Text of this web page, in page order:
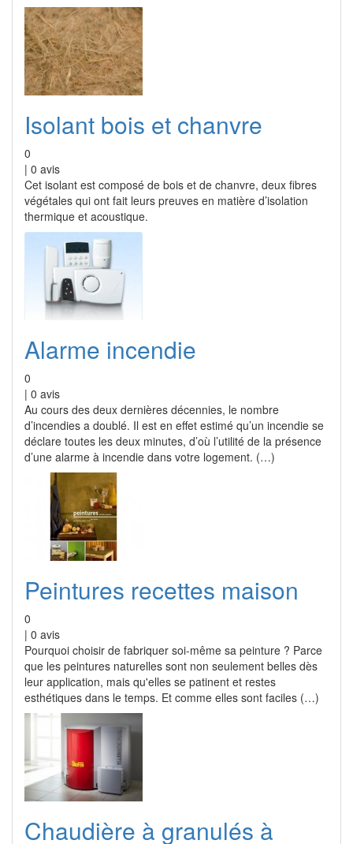
Isolant bois et chanvre
0
| 0 avis
Cet isolant est composé de bois et de chanvre, deux fibres
végétales qui ont fait leurs preuves en matière d’isolation
thermique et acoustique.
Alarme incendie
0
| 0 avis
Au cours des deux dernières décennies, le nombre
d’incendies a doublé. Il est en effet estimé qu’un incendie se
déclare toutes les deux minutes, d’où l’utilité de la présence
d’une alarme à incendie dans votre logement. (…)
Peintures recettes maison
0
| 0 avis
Pourquoi choisir de fabriquer soi-même sa peinture ? Parce
que les peintures naturelles sont non seulement belles dès
leur application, mais qu'elles se patinent et restes
esthétiques dans le temps. Et comme elles sont faciles (…)
Chaudière à granulés à